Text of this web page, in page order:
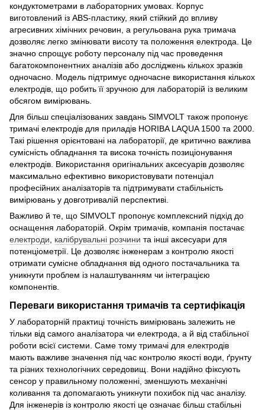
кондуктометрами в лабораторних умовах. Корпус
виготовлений із ABS-пластику, який стійкий до впливу
агресивних хімічних речовин, а регульована рука тримача
дозволяє легко змінювати висоту та положення електрода. Це
значно спрощує роботу персоналу під час проведення
багатокомпонентних аналізів або досліджень кількох зразків
одночасно. Модель підтримує одночасне використання кількох
електродів, що робить її зручною для лабораторій із великим
обсягом вимірювань.
Для більш спеціалізованих завдань SIMVOLT також пропонує
тримачі електродів для приладів HORIBA LAQUA 1500 та 2000.
Такі рішення орієнтовані на лабораторії, де критично важлива
сумісність обладнання та висока точність позиціонування
електродів. Використання оригінальних аксесуарів дозволяє
максимально ефективно використовувати потенціал
професійних аналізаторів та підтримувати стабільність
вимірювань у довготривалій перспективі.
Важливо й те, що SIMVOLT пропонує комплексний підхід до
оснащення лабораторій. Окрім тримачів, компанія постачає
електроди
калібрувальні розчини та інші аксесуари для
потенціометрії. Це дозволяє інженерам з контролю якості
отримати сумісне обладнання від одного постачальника та
уникнути проблем із налаштуванням чи інтеграцією
компонентів.
Переваги використання тримачів та сертифікація
У лабораторній практиці точність вимірювань залежить не
тільки від самого аналізатора чи електрода, а й від стабільної
роботи всієї системи. Саме тому тримачі для електродів
мають важливе значення під час контролю якості води, ґрунту
та різних технологічних середовищ. Вони надійно фіксують
сенсор у правильному положенні, зменшують механічні
коливання та допомагають уникнути похибок під час аналізу.
Для інженерів із контролю якості це означає більш стабільні